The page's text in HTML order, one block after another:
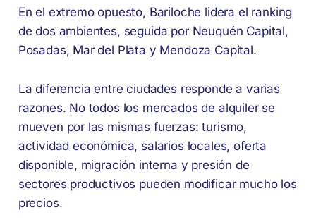
En el extremo opuesto, Bariloche lidera el ranking
de dos ambientes, seguida por Neuquén Capital,
Posadas, Mar del Plata y Mendoza Capital.
La diferencia entre ciudades responde a varias
razones. No todos los mercados de alquiler se
mueven por las mismas fuerzas: turismo,
actividad económica, salarios locales, oferta
disponible, migración interna y presión de
sectores productivos pueden modificar mucho los
precios.